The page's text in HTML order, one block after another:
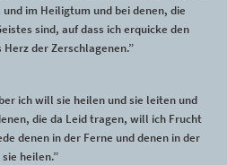
im Heiligtum und bei denen, die
sind, auf dass ich erquicke den
der Zerschlagenen.”
ich will sie heilen und sie leiten und
die da Leid tragen, will ich Frucht
denen in der Ferne und denen in der
heilen.”